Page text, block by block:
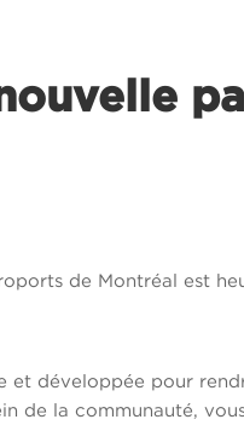
de Montréal est
et développée pour
de la communauté,